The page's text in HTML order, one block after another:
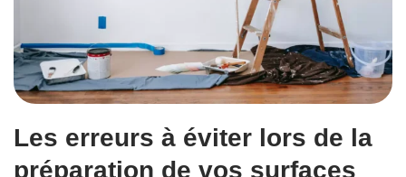
Les erreurs à éviter lors de la
préparation de vos surfaces